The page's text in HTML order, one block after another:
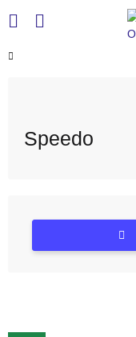
Speedo